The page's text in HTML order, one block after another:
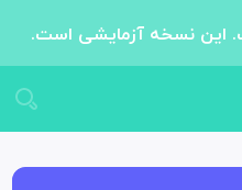
این نسخه آزمایشی است.